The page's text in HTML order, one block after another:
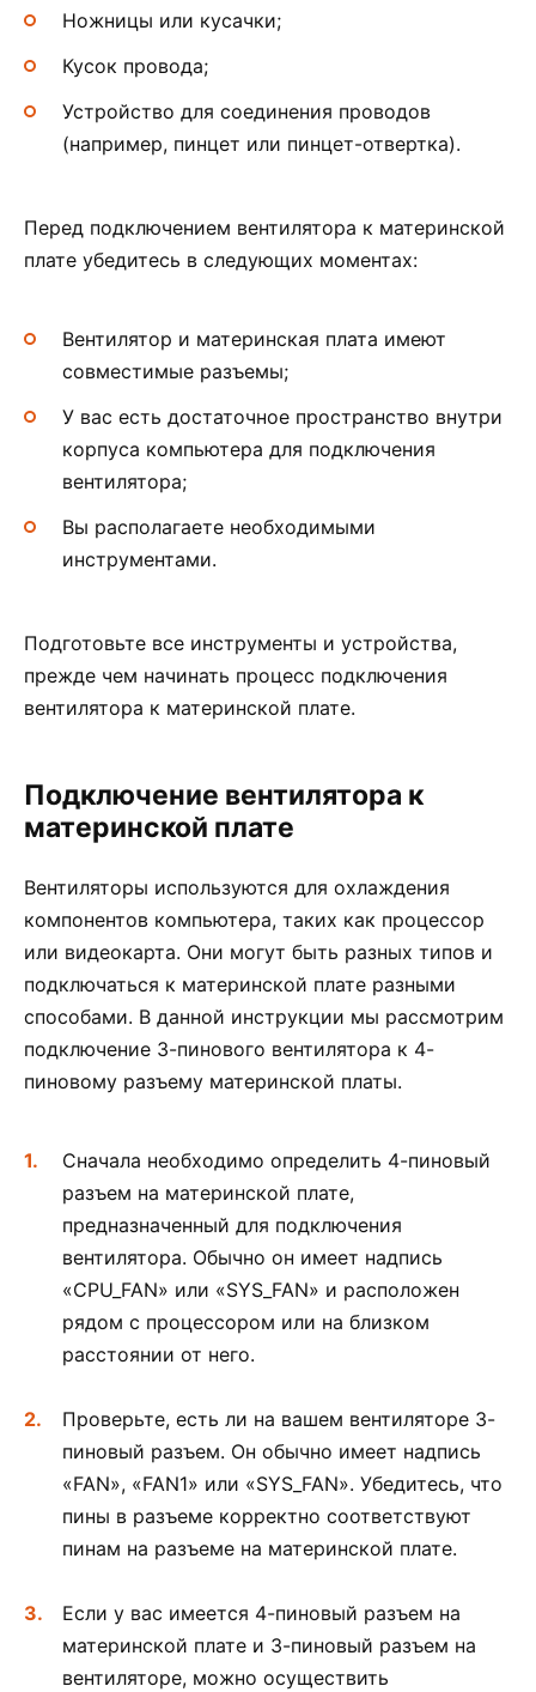
Ножницы или кусачки;
Кусок провода;
Устройство для соединения проводов
(например, пинцет или пинцет-отвертка).
Перед подключением вентилятора к материнской
плате убедитесь в следующих моментах:
Вентилятор и материнская плата имеют
совместимые разъемы;
У вас есть достаточное пространство внутри
корпуса компьютера для подключения
вентилятора;
Вы располагаете необходимыми
инструментами.
Подготовьте все инструменты и устройства,
прежде чем начинать процесс подключения
вентилятора к материнской плате.
Подключение вентилятора к
материнской плате
Вентиляторы используются для охлаждения
компонентов компьютера, таких как процессор
или видеокарта. Они могут быть разных типов и
подключаться к материнской плате разными
способами. В данной инструкции мы рассмотрим
подключение 3-пинового вентилятора к 4-
пиновому разъему материнской платы.
Сначала необходимо определить 4-пиновый
разъем на материнской плате,
предназначенный для подключения
вентилятора. Обычно он имеет надпись
«CPU_FAN» или «SYS_FAN» и расположен
рядом с процессором или на близком
расстоянии от него.
Проверьте, есть ли на вашем вентиляторе 3-
пиновый разъем. Он обычно имеет надпись
«FAN», «FAN1» или «SYS_FAN». Убедитесь, что
пины в разъеме корректно соответствуют
пинам на разъеме на материнской плате.
Если у вас имеется 4-пиновый разъем на
материнской плате и 3-пиновый разъем на
вентиляторе, можно осуществить